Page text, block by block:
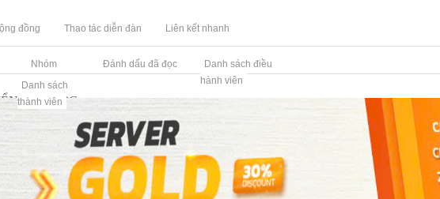
đồng
Nhóm
Danh sách
thành viên
Thao tác diễn đàn
Đánh dấu đã đọc
Liên kết nhanh
Danh sách điều
hành viên
MMORPG